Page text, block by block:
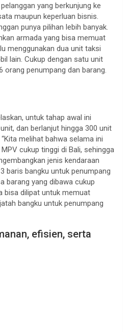
yang berkunjung ke
maupun keperluan bisnis.
punya pilihan lebih banyak.
armada yang bisa memuat
menggunakan dua unit taksi
lain. Cukup dengan satu unit
orang penumpang dan barang.
untuk tahap awal ini
dan berlanjut hingga 300 unit
melihat bahwa selama ini
cukup tinggi di Bali, sehingga
jenis kendaraan
baris bangku untuk penumpang
barang yang dibawa cukup
bisa dilipat untuk memuat
bangku untuk penumpang
efisien, serta